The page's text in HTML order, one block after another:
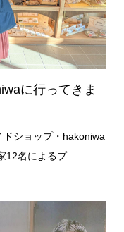
に行ってきま
ショップ・hakoniwa
名によるプ...